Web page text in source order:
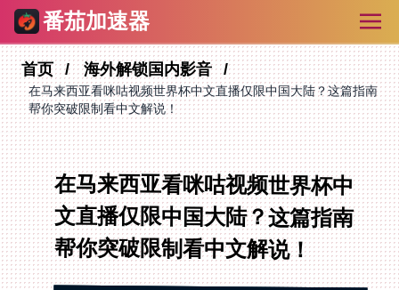
番茄加速器
首页 海外解锁国内影音
在马来西亚看咪咕视频世界杯中文直播仅限中国大陆？这篇指南
帮你突破限制看中文解说！
在马来西亚看咪咕视频世界杯中
文直播仅限中国大陆？这篇指南
帮你突破限制看中文解说！